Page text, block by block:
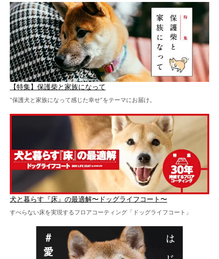
【特集】保護柴と家族になって
“保護犬と家族になって感じた幸せ”をテーマにお届け。
犬と暮らす『床』の最適解〜ドッグライフコート〜
すべらない床を実現するフロアコーティング「ドッグライフコート」